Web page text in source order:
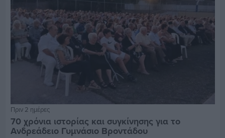
Πριν 2 ημέρες
70 χρόνια ιστορίας και συγκίνησης για το
Ανδρεάδειο Γυμνάσιο Βροντάδου